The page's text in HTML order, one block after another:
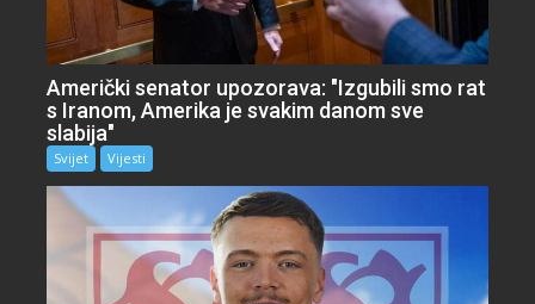
Američki senator upozorava: "Izgubili smo rat
s Iranom, Amerika je svakim danom sve
slabija"
Svijet Vijesti